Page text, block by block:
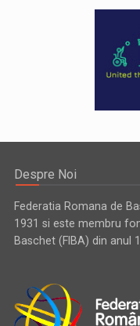
Despre Noi
Federatia Romana de
1931 si este membru
Baschet (FIBA) din anul